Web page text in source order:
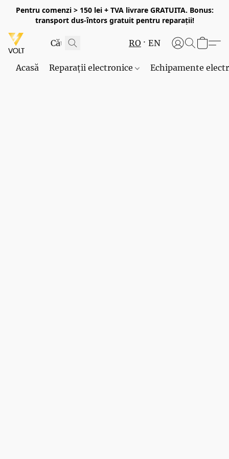
Pentru comenzi > 150 lei + TVA livrare GRATUITA. Bonus:
transport dus-întors gratuit pentru reparații!
RO EN
Acasă Reparații electronice Echipamente